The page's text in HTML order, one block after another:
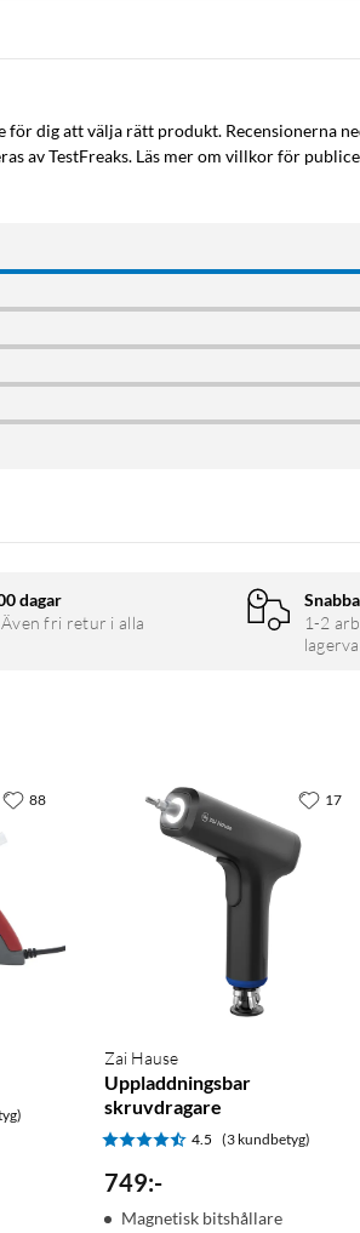
dig att välja rätt produkt. Recensionerna
av TestFreaks. Läs mer om villkor för
dagar
fri retur i alla
1-2
88
Zai Hause
Uppladdningsbar
skruvdragare
4.5 (3 kundbetyg)
749:-
Magnetisk bitshållare
17